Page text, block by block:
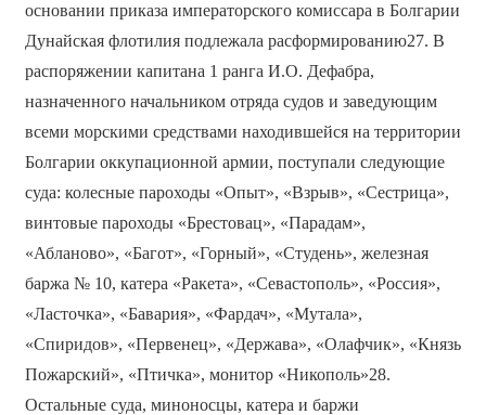
основании приказа императорского комиссара в Болгарии
Дунайская флотилия подлежала расформированию27. В
распоряжении капитана 1 ранга И.О. Дефабра,
назначенного начальником отряда судов и заведующим
всеми морскими средствами находившейся на территории
Болгарии оккупационной армии, поступали следующие
суда: колесные пароходы «Опыт», «Взрыв», «Сестрица»,
винтовые пароходы «Брестовац», «Парадам»,
«Абланово», «Багот», «Горный», «Студень», железная
баржа № 10, катера «Ракета», «Севастополь», «Россия»,
«Ласточка», «Бавария», «Фардач», «Мутала»,
«Спиридов», «Первенец», «Держава», «Олафчик», «Князь
Пожарский», «Птичка», монитор «Никополь»28.
Остальные суда, миноносцы, катера и баржи